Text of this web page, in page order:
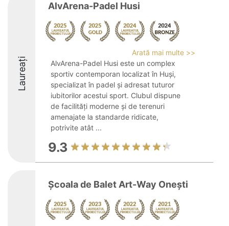
Laureați
AlvArena-Padel Husi
Arată mai multe >>
AlvArena-Padel Husi este un complex
sportiv contemporan localizat în Huși,
specializat în padel și adresat tuturor
iubitorilor acestui sport. Clubul dispune
de facilități moderne și de terenuri
amenajate la standarde ridicate,
potrivite atât ...
9.3
Școala de Balet Art-Way Onești